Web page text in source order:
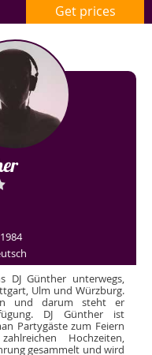
Get prices
DJ Günther unterwegs,
Ulm und Würzburg.
und darum steht er
DJ Günther ist
Partygäste zum Feiern
Hochzeiten,
gesammelt und wird